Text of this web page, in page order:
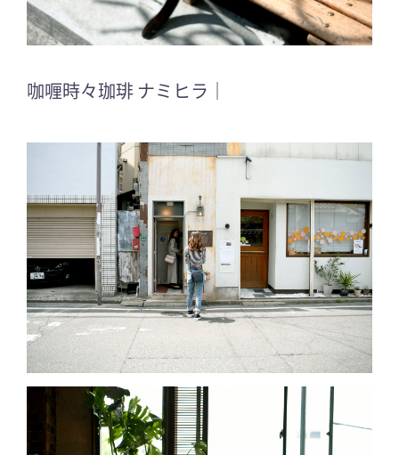
咖喱時々珈琲 ナミヒラ｜